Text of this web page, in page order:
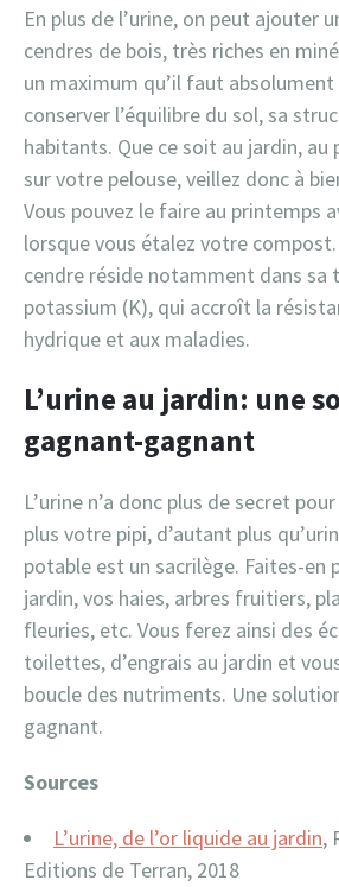
En plus de l’urine, on peut ajouter
cendres de bois, très riches en
un maximum qu’il faut
conserver l’équilibre du sol, sa
habitants. Que ce soit au jardin, au
sur votre pelouse, veillez donc à
Vous pouvez le faire au printemps
lorsque vous étalez votre
cendre réside notamment dans sa
potassium (K), qui accroît la
hydrique et aux maladies.
L’urine au jardin: une
gagnant-gagnant
L’urine n’a donc plus de secret
plus votre pipi, d’autant plus
potable est un sacrilège. Faites-
jardin, vos haies, arbres fruitiers,
fleuries, etc. Vous ferez ainsi des
toilettes, d’engrais au jardin et
boucle des nutriments. Une
gagnant.
Sources
L’urine, de l’or liquide au jardin,
Editions de Terran, 2018